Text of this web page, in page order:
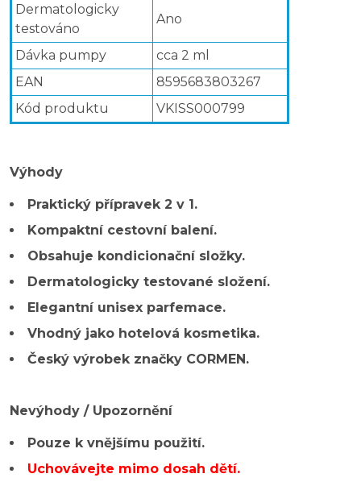
Dermatologicky
testováno
Ano
Dávka pumpy
cca 2 ml
EAN
8595683803267
Kód produktu
VKISS000799
Výhody
Praktický přípravek 2 v 1.
Kompaktní cestovní balení.
Obsahuje kondicionační složky.
Dermatologicky testované složení.
Elegantní unisex parfemace.
Vhodný jako hotelová kosmetika.
Český výrobek značky CORMEN.
Nevýhody / Upozornění
Pouze k vnějšímu použití.
Uchovávejte mimo dosah dětí.